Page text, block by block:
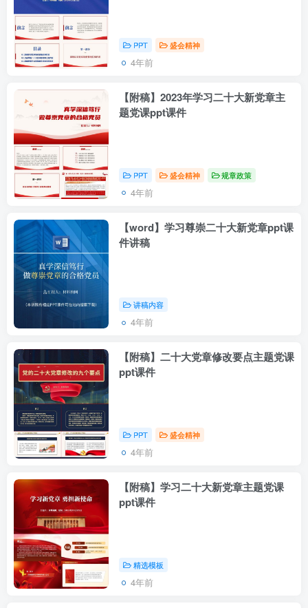
PPT 盛会精神
4年前
【附稿】2023年学习二十大新党章主
题党课ppt课件
PPT 盛会精神 规章政策
4年前
【word】学习尊崇二十大新党章ppt课
件讲稿
讲稿内容
4年前
【附稿】二十大党章修改要点主题党课
ppt课件
PPT 盛会精神
4年前
【附稿】学习二十大新党章主题党课
ppt课件
精选模板
4年前